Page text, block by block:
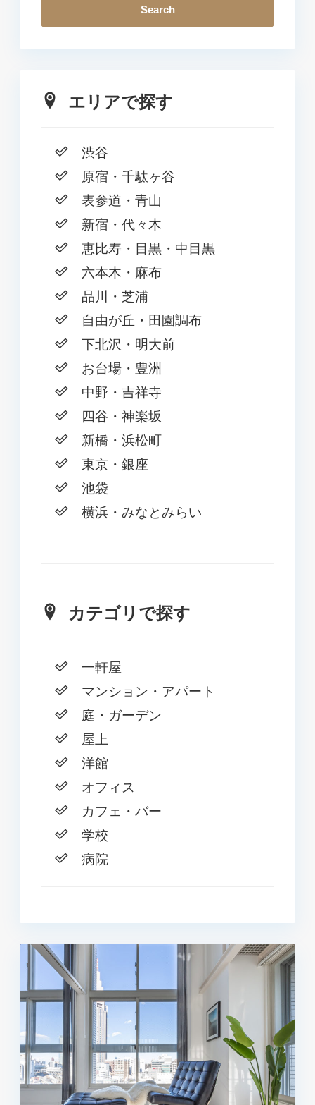
Search
エリアで探す
渋谷
原宿・千駄ヶ谷
表参道・青山
新宿・代々木
恵比寿・目黒・中目黒
六本木・麻布
品川・芝浦
自由が丘・田園調布
下北沢・明大前
お台場・豊洲
中野・吉祥寺
四谷・神楽坂
新橋・浜松町
東京・銀座
池袋
横浜・みなとみらい
カテゴリで探す
一軒屋
マンション・アパート
庭・ガーデン
屋上
洋館
オフィス
カフェ・バー
学校
病院